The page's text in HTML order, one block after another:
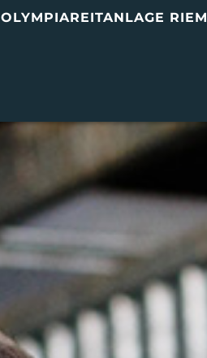
OLYMPIAREITANLAGE RIEM